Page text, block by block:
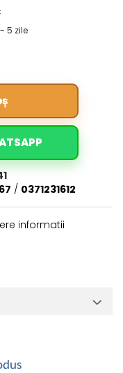
5 zile
/ 0371231612
informatii